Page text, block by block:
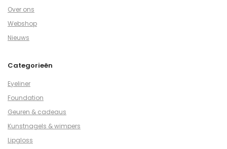
Over ons
Webshop
Nieuws
Categorieën
Eyeliner
Foundation
Geuren & cadeaus
Kunstnagels & wimpers
Lipgloss